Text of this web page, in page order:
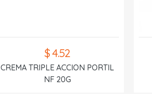
$ 4.52
CREMA TRIPLE ACCION PORTIL
NF 20G